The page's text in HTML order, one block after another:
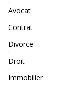
Avocat
Contrat
Divorce
Droit
Immobilier